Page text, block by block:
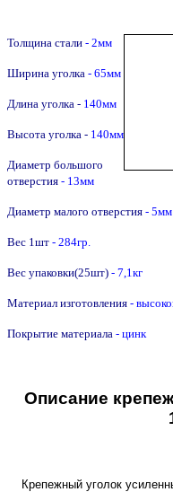
Толщина стали - 2мм
Ширина уголка - 65мм
Длина уголка - 140мм
Высота уголка - 140мм
Диаметр большого
отверстия - 13мм
Диаметр малого отверстия - 5мм
Вес 1шт - 284гр.
Вес упаковки(25шт) - 7,1кг
Материал изготовления -
Покрытие материала - цинк
Описание
Крепежный уголок